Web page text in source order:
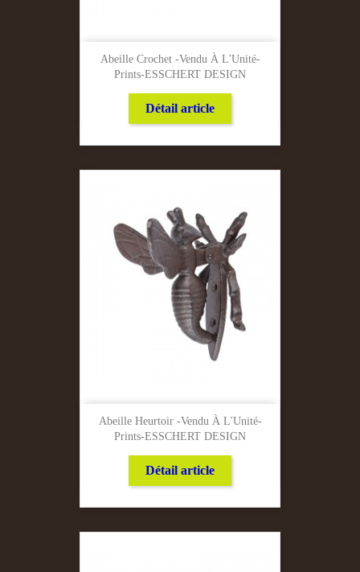
Abeille Crochet -Vendu À L'Unité-
Prints-ESSCHERT DESIGN
Détail article
Abeille Heurtoir -Vendu À L'Unité-
Prints-ESSCHERT DESIGN
Détail article